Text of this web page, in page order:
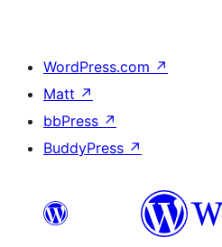
WordPress.com ↗
Matt ↗
bbPress ↗
BuddyPress ↗